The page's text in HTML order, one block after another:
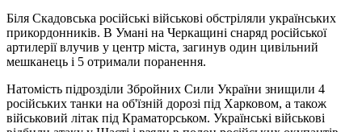
Біля Скадовська російські військові обстріляли українських
прикордонників. В Умані на Черкащині снаряд російської
артилерії влучив у центр міста, загинув один цивільний
мешканець і 5 отримали поранення.
Натомість підрозділи Збройних Сили України знищили 4
російських танки на об'їзній дорозі під Харковом, а також
військовий літак під Краматорськом. Українські військові